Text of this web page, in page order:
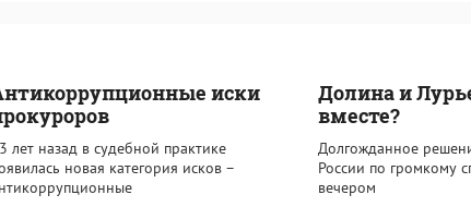
иски
лет назад в судебной практике
новая категория исков –
Долина и
вместе?
Долгожданное
России по громкому
вечером